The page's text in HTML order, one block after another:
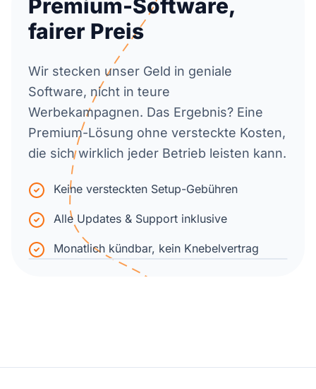
Premium-Software,
fairer Preis
Wir stecken unser Geld in geniale
Software, nicht in teure
Werbekampagnen. Das Ergebnis? Eine
Premium-Lösung ohne versteckte Kosten,
die sich wirklich jeder Betrieb leisten kann.
Keine versteckten Setup-Gebühren
Alle Updates & Support inklusive
Monatlich kündbar, kein Knebelvertrag